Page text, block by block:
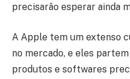
precisarão esperar ainda
A Apple tem um extenso
no mercado, e eles
produtos e softwares